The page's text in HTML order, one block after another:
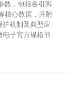
数，包括各引脚
核心数据，并附
护机制及典型应
电子官方规格书